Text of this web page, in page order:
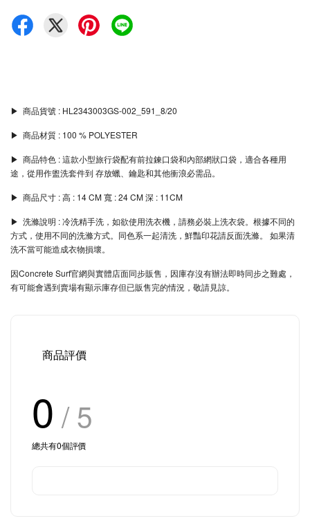
▶︎ 商品貨號 : HL2343003GS-002_591_8/20
▶︎ 商品材質 : 100 % POLYESTER
▶︎ 商品特色 : 這款小型旅行袋配有前拉鍊口袋和內部網狀口袋，適合各種用
途，從用作盥洗套件到 存放蠟、鑰匙和其他衝浪必需品。
▶︎ 商品尺寸 : 高 : 14 CM 寬 : 24 CM 深 : 11CM
▶︎ 洗滌說明 : 冷洗精手洗，如欲使用洗衣機，請務必裝上洗衣袋。根據不同的
方式，使用不同的洗滌方式。同色系一起清洗，鮮豔印花請反面洗滌。 如果清
洗不當可能造成衣物損壞。
因Concrete Surf官網與實體店面同步販售，因庫存沒有辦法即時同步之難處，
有可能會遇到賣場有顯示庫存但已販售完的情況，敬請見諒。
商品評價
0 / 5
總共有0個評價